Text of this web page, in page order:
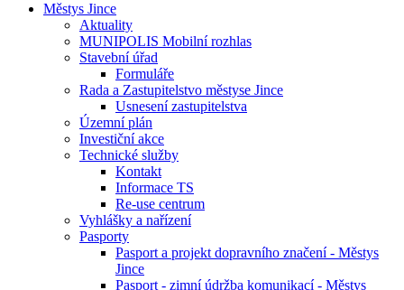
Městys Jince
Aktuality
MUNIPOLIS Mobilní rozhlas
Stavební úřad
Formuláře
Rada a Zastupitelstvo městyse Jince
Usnesení zastupitelstva
Územní plán
Investiční akce
Technické služby
Kontakt
Informace TS
Re-use centrum
Vyhlášky a nařízení
Pasporty
Pasport a projekt dopravního značení - Městys
Jince
Pasport - zimní údržba komunikací - Městys